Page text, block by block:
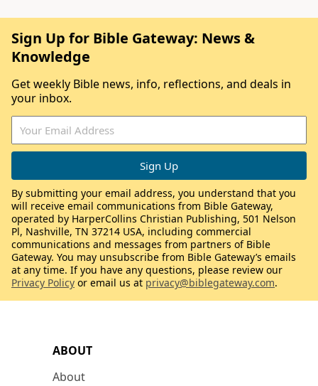
ABOUT
About
Sign Up for Bible Gateway: News &
Knowledge
Get weekly Bible news, info, reflections, and deals in
your inbox.
By submitting your email address, you understand that you
will receive email communications from Bible Gateway,
operated by HarperCollins Christian Publishing, 501 Nelson
Pl, Nashville, TN 37214 USA, including commercial
communications and messages from partners of Bible
Gateway. You may unsubscribe from Bible Gateway’s emails
at any time. If you have any questions, please review our
Privacy Policy or email us at privacy@biblegateway.com.